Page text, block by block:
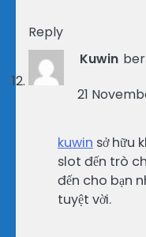
Reply
Kuwin
21
kuwin sở hữu
slot đến trò
đến cho bạn
tuyệt vời.